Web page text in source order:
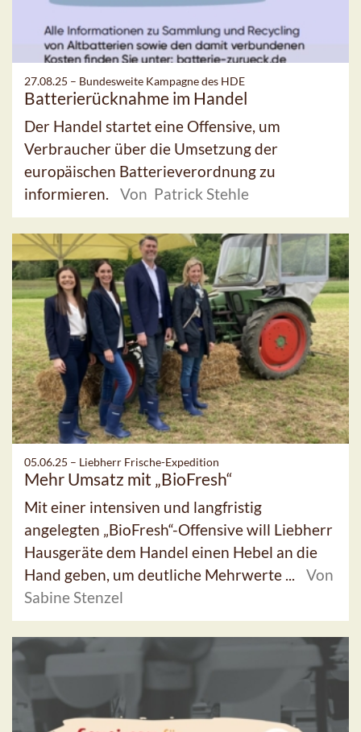
27.08.25 – Bundesweite Kampagne des HDE
Batterierücknahme im Handel
Der Handel startet eine Offensive, um
Verbraucher über die Umsetzung der
europäischen Batterieverordnung zu
informieren.
Von Patrick Stehle
05.06.25 – Liebherr Frische-Expedition
Mehr Umsatz mit „BioFresh“
Mit einer intensiven und langfristig
angelegten „BioFresh“-Offensive will Liebherr
Hausgeräte dem Handel einen Hebel an die
Hand geben, um deutliche Mehrwerte ...
Von
Sabine Stenzel